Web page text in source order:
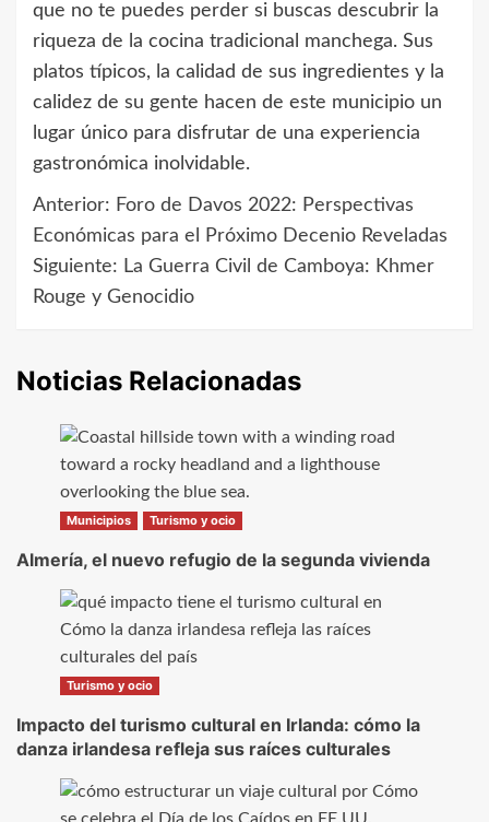
que no te puedes perder si buscas descubrir la
riqueza de la cocina tradicional manchega. Sus
platos típicos, la calidad de sus ingredientes y la
calidez de su gente hacen de este municipio un
lugar único para disfrutar de una experiencia
gastronómica inolvidable.
Navegación
de
entradas
Anterior: Foro de Davos 2022: Perspectivas
Económicas para el Próximo Decenio Reveladas
Siguiente: La Guerra Civil de Camboya: Khmer
Rouge y Genocidio
Noticias Relacionadas
Municipios Turismo y ocio
Almería, el nuevo refugio de la segunda vivienda
Turismo y ocio
Impacto del turismo cultural en Irlanda: cómo la
danza irlandesa refleja sus raíces culturales